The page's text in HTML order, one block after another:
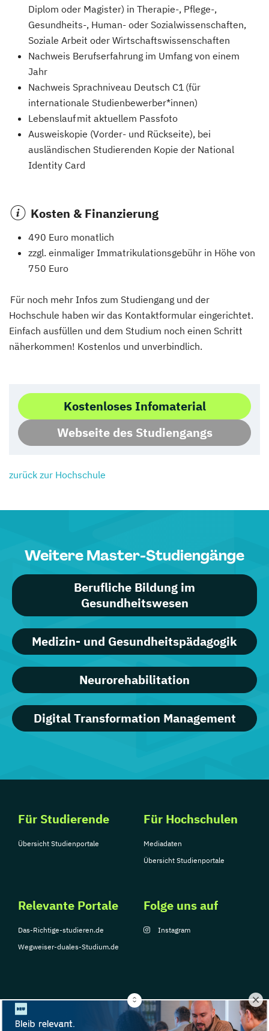
Diplom oder Magister) in Therapie-, Pflege-,
Gesundheits-, Human- oder Sozialwissenschaften,
Soziale Arbeit oder Wirtschaftswissenschaften
Nachweis Berufserfahrung im Umfang von einem
Jahr
Nachweis Sprachniveau Deutsch C1 (für
internationale Studienbewerber*innen)
Lebenslauf mit aktuellem Passfoto
Ausweiskopie (Vorder- und Rückseite), bei
ausländischen Studierenden Kopie der National
Identity Card
Kosten & Finanzierung
490 Euro monatlich
zzgl. einmaliger Immatrikulationsgebühr in Höhe von
750 Euro
Für noch mehr Infos zum Studiengang und der
Hochschule haben wir das Kontaktformular eingerichtet.
Einfach ausfüllen und dem Studium noch einen Schritt
näherkommen! Kostenlos und unverbindlich.
Kostenloses Infomaterial
Webseite des Studiengangs
zurück zur Hochschule
Weitere Master-Studiengänge
Berufliche Bildung im
Gesundheitswesen
Medizin- und Gesundheitspädagogik
Neurorehabilitation
Digital Transformation Management
Für Studierende
Übersicht Studienportale
Für Hochschulen
Mediadaten
Übersicht Studienportale
Relevante Portale
Das-Richtige-studieren.de
Wegweiser-duales-Studium.de
Folge uns auf
Instagram
© Copyright 2026, TarGroup Media GmbH